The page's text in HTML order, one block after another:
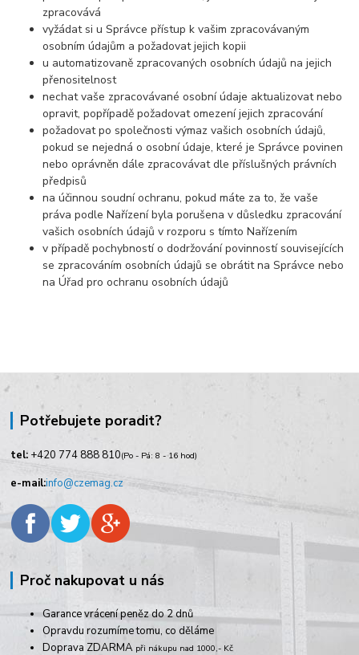
zpracovává
vyžádat si u Správce přístup k vašim zpracovávaným
osobním údajům a požadovat jejich kopii
u automatizovaně zpracovaných osobních údajů na jejich
přenositelnost
nechat vaše zpracovávané osobní údaje aktualizovat nebo
opravit, popřípadě požadovat omezení jejich zpracování
požadovat po společnosti výmaz vašich osobních údajů,
pokud se nejedná o osobní údaje, které je Správce povinen
nebo oprávněn dále zpracovávat dle příslušných právních
předpisů
na účinnou soudní ochranu, pokud máte za to, že vaše
práva podle Nařízení byla porušena v důsledku zpracování
vašich osobních údajů v rozporu s tímto Nařízením
v případě pochybností o dodržování povinností souvisejících
se zpracováním osobních údajů se obrátit na Správce nebo
na Úřad pro ochranu osobních údajů
Potřebujete poradit?
tel: +420 774 888 810(Po - Pá: 8 - 16 hod)
e-mail:info@czemag.cz
Proč nakupovat u nás
Garance vrácení peněz do 2 dnů
Opravdu rozumíme tomu, co děláme
Doprava ZDARMA při nákupu nad 1000,- Kč